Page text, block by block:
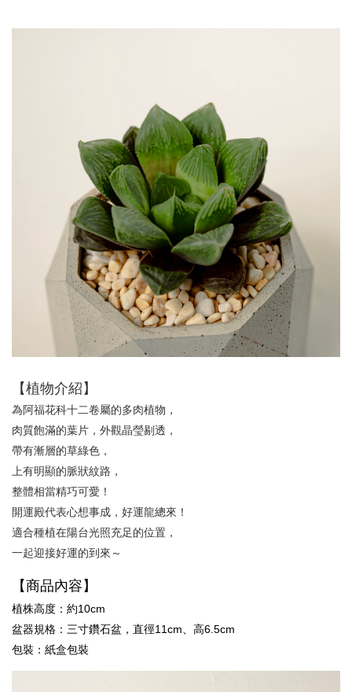
福所栽特製通用介
質
- +
福所栽特製草花專
用介質
NT$ 140
NT$ 160
- +
福所栽特製多
用介質
NT$ 140
NT$ 160
【植物介紹】
為阿福花科十二卷屬的多肉植物，
肉質飽滿的葉片，外觀晶瑩剔透，
帶有漸層的草綠色，
上有明顯的脈狀紋路，
整體相當精巧可愛！
開運殿代表心想事成，好運龍總來！
適合種植在陽台光照充足的位置，
一起迎接好運的到來～
【商品內容】
植株高度： 約10cm
盆器規格：三寸鑽石盆，直徑11cm、高6.5cm
包裝：紙盒包裝